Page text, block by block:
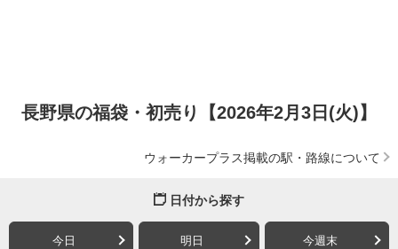
長野県の福袋・初売り【2026年2月3日(火)】
ウォーカープラス掲載の駅・路線について
日付から探す
今日 明日 今週末